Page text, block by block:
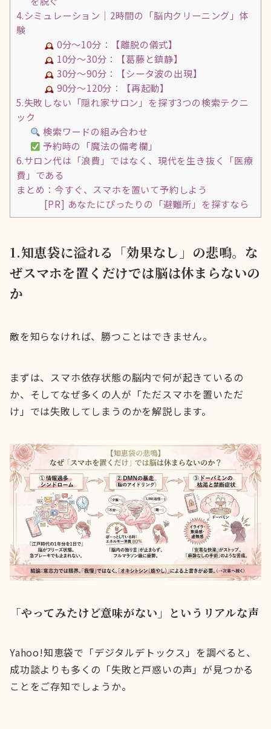
4.シミュレーション｜2時間の「脳内クリーニング」体
験
0分〜10分：【離脱の儀式】
10分〜30分：【葛藤と鎮静】
30分〜90分：【シータ波の出現】
90分〜120分：【再起動】
5.失敗しない「隠れ家サロン」を探す3つの検索テクニ
ック
検索ワードの組み合わせ
予約時の「魔法の備考欄」
6.サロン代は「浪費」ではなく、現代を生き抜く「医療
費」である
まとめ：今すぐ、スマホを置いて予約しよう
[PR] あなたにぴったりの「避難所」を探すなら
1.知恵袋に溢れる「効果なし」の悲鳴。な
ぜスマホを置くだけでは脳は休まらないの
か
敵を知らなければ、勝つことはできません。
まずは、スマホ依存状態の脳内で何が起きているの
か、そしてなぜ多くの人が「ただスマホを置いただ
け」では失敗してしまうのかを解説します。
「やってみたけど意味がない」というリアルな声
Yahoo!知恵袋で「デジタルデトックス」を調べると、
成功談よりも多くの「失敗と戸惑いの声」が見つかる
ことをご存知でしょうか。